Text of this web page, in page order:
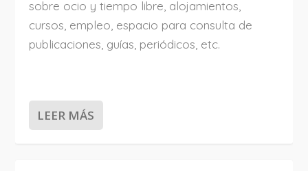
sobre ocio y tiempo libre, alojamientos,
cursos, empleo, espacio para consulta de
publicaciones, guías, periódicos, etc.
LEER MÁS